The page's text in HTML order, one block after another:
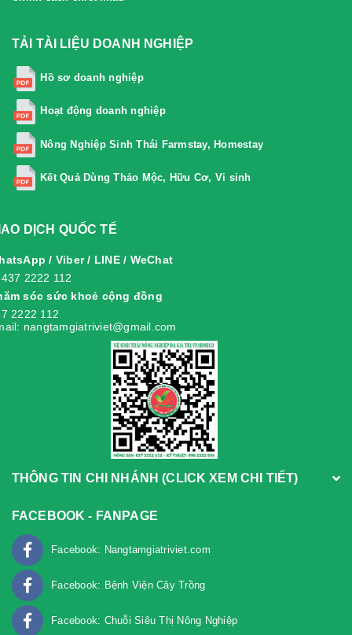
TẢI TÀI LIỆU DOANH NGHIỆP
Hồ sơ doanh nghiệp
Hoạt động doanh nghiệp
Nông Nghiệp Sinh Thái Farmstay, Homestay
Kết Quả Dùng Thảo Mộc, Hữu Cơ, Vi sinh
DỊCH QUỐC TẾ
/ Viber / LINE / WeChat
2222 112
sóc sức khoẻ cộng đồng
2222 112
nangtamgiatriviet@gmail.com
THÔNG TIN CHI NHÁNH (CLICK XEM CHI TIẾT)
FACEBOOK - FANPAGE
Facebook: Nangtamgiatriviet.com
Facebook: Bệnh Viện Cây Trồng
Facebook: Chuỗi Siêu Thị Nông Nghiệp